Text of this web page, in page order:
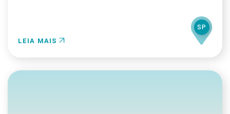
LEIA MAIS
SP